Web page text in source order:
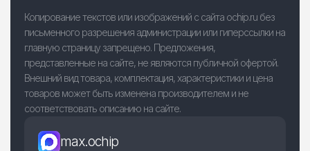
Копирование текстов или изображений с сайта ochip.ru без
письменного разрешения администрации или гиперссылки на
главную страницу запрещено. Предложения,
представленные на сайте, не являются публичной офертой.
Внешний вид товара, комплектация, характеристики и цена
товаров может быть изменена производителем и не
соответствовать описанию на сайте.
max.ochip